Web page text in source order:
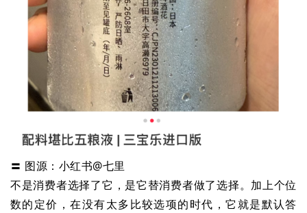
〓 图源：小红书@七里
不是消费者选择了它，是它替消费者做了选择。加上个位
数的定价，在没有太多比较选项的时代，它就是默认答